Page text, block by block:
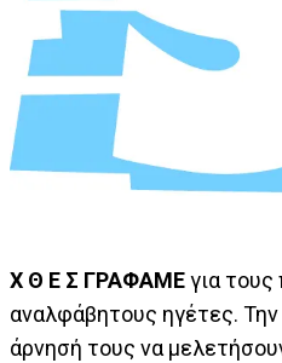
Χ Θ Ε Σ ΓΡΑΦΑΜΕγια τους
αναλφάβητους ηγέτες.
άρνησή τους να